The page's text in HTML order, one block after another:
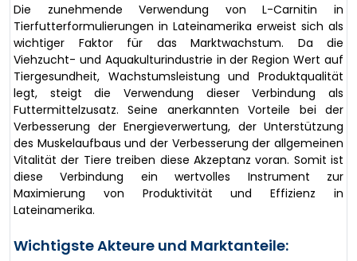
Die zunehmende Verwendung von L-Carnitin in
Tierfutterformulierungen in Lateinamerika erweist sich als
wichtiger Faktor für das Marktwachstum. Da die
Viehzucht- und Aquakulturindustrie in der Region Wert auf
Tiergesundheit, Wachstumsleistung und Produktqualität
legt, steigt die Verwendung dieser Verbindung als
Futtermittelzusatz. Seine anerkannten Vorteile bei der
Verbesserung der Energieverwertung, der Unterstützung
des Muskelaufbaus und der Verbesserung der allgemeinen
Vitalität der Tiere treiben diese Akzeptanz voran. Somit ist
diese Verbindung ein wertvolles Instrument zur
Maximierung von Produktivität und Effizienz in
Lateinamerika.
Wichtigste Akteure und Marktanteile: